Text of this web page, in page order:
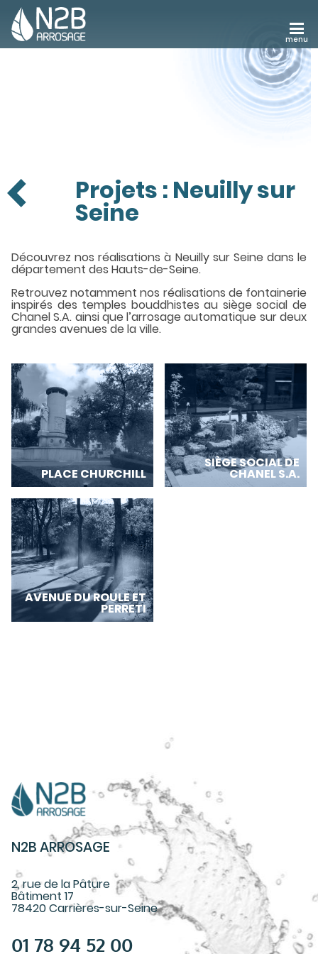
menu
RECRUTEMENT Projets : Neuilly sur
Seine
Découvrez nos réalisations à Neuilly sur Seine dans le
département des Hauts-de-Seine.
Retrouvez notamment nos réalisations de fontainerie
inspirés des temples bouddhistes au siège social de
Chanel S.A. ainsi que l’arrosage automatique sur deux
grandes avenues de la ville.
PLACE CHURCHILL
SIÈGE SOCIAL DE
CHANEL S.A.
AVENUE DU ROULE ET
PERRETI
N2B ARROSAGE
2, rue de la Pâture
Bâtiment 17
78420 Carrières-sur-Seine
01 78 94 52 00